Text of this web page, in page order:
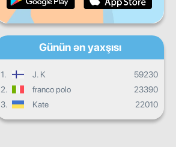
Ümumilikdə irəliləyiş
Günün ən yaxşısı
1. J. K
59230
2.
franco polo
23390
3.
Kate 22010